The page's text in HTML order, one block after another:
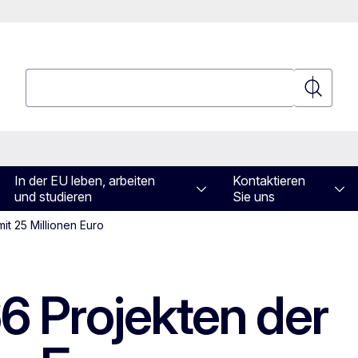
Suchen
In der EU leben, arbeiten
und studieren
Kontaktieren
Sie uns
25 Millionen Euro
Projekten der